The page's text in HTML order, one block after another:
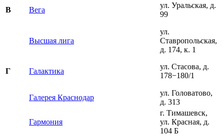
В Вега
ул. Уральская, д.
99
Высшая лига
ул.
Ставропольская,
д. 174, к. 1
Г Галактика
ул. Стасова, д.
178−180/1
Галерея Краснодар
ул. Головатово,
д. 313
Гармония
г. Тимашевск,
ул. Красная, д.
104 Б